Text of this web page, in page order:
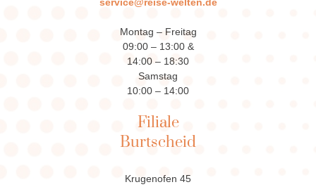
service@reise-welten.de
Montag – Freitag
09:00 – 13:00 &
14:00 – 18:30
Samstag
10:00 – 14:00
Filiale
Burtscheid
Krugenofen 45